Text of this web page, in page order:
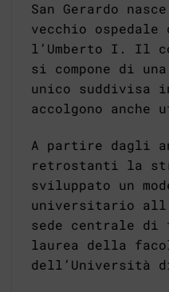
San Gerardo
vecchio
l’Umberto I. Il
si compone di
unico suddivisa
accolgono
A partire dagli
retrostanti la
sviluppato un
universitario
sede centrale
laurea della
dell’Università